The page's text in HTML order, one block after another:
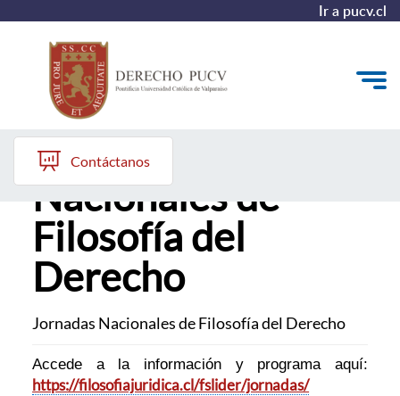
Ir a pucv.cl
Quiénes somos
Estudiantes y Admisión
Postgrados y Formación Continua
Investigación y Biblioteca
Contáctanos
Jornadas
Nacionales de
Filosofía del
Derecho
Jornadas Nacionales de Filosofía del Derecho
Accede a la información y programa aquí:
https://filosofiajuridica.cl/fslider/jornadas/